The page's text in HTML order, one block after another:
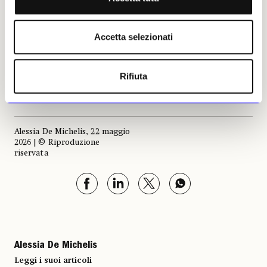
Accetta selezionati
Rifiuta
reciprocità.
Curato e prodotto da Blu-Breeding and
Learning Unit, il progetto è vincitore della
promosso dalla Direzione Generale Creatività
Contemporanea del Ministero della Cultura.
Alessia De Michelis, 22 maggio
2026 | © Riproduzione
riservata
Alessia De Michelis
Leggi i suoi articoli